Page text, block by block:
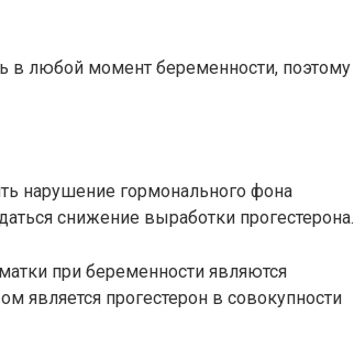
в любой момент беременности, поэтому
нарушение гормонального фона
снижение выработки прогестерона.
при беременности являются
является прогестерон в совокупности